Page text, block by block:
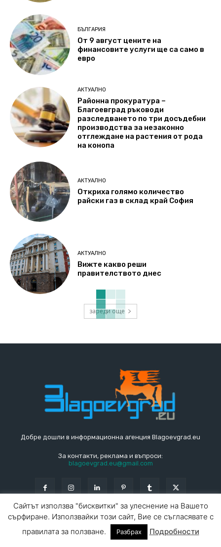
БЪЛГАРИЯ
От 9 август цените на
финансовите услуги ще са само в
евро
АКТУАЛНО
Районна прокуратура –
Благоевград ръководи
разследването по три досъдебни
производства за незаконно
отглеждане на растения от рода
на конопа
АКТУАЛНО
Откриха голямо количество
райски газ в склад край София
АКТУАЛНО
Вижте какво реши
правителството днес
зареди още
Добре дошли в информационна агенция Blagoevgrad.eu
За контакти, реклама и въпроси:
blagoevgrad.eu@gmail.com
© Blagoevgrad.EU 2010 - 2026 Общи условия |
СПРАВОЧНИК
Сайтът използва "бисквитки" за улеснение на Вашето
сърфиране. Използвайки този сайт, Вие се съгласявате с
правилата за ползване.
Разбрах Подробности